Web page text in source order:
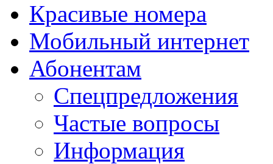
Красивые номера
Мобильный интернет
Абонентам
Спецпредложения
Частые вопросы
Информация